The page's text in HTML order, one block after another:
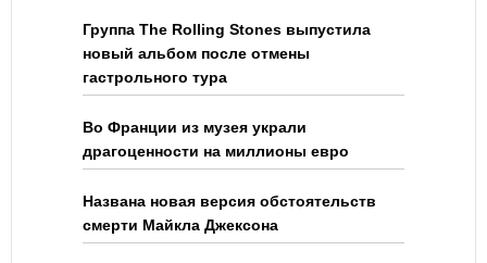
Группа The Rolling Stones выпустила
новый альбом после отмены
гастрольного тура
Во Франции из музея украли
драгоценности на миллионы евро
Названа новая версия обстоятельств
смерти Майкла Джексона